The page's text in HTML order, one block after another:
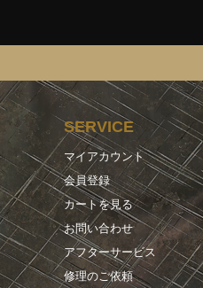
SERVICE
マイアカウント
会員登録
カートを見る
お問い合わせ
アフターサービス
修理のご依頼